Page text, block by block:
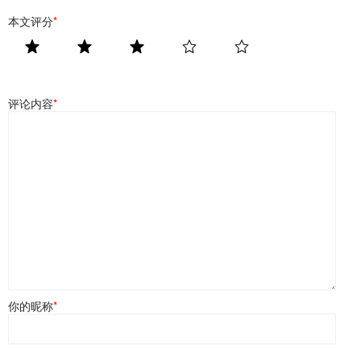
本文评分*
评论内容*
你的昵称*